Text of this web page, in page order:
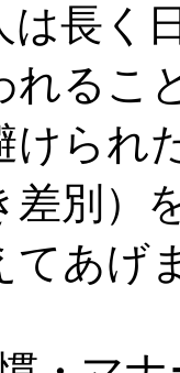
は長く
れるこ
けられ
差別）
てあげ